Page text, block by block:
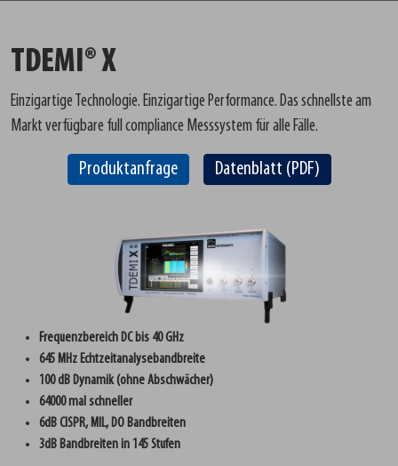
TDEMI® X
Einzigartige Technologie. Einzigartige Performance. Das schnellste am
Markt verfügbare full compliance Messsystem für alle Fälle.
Produktanfrage Datenblatt (PDF)
Frequenzbereich DC bis 40 GHz
645 MHz Echtzeitanalysebandbreite
100 dB Dynamik (ohne Abschwächer)
64000 mal schneller
6dB CISPR, MIL, DO Bandbreiten
3dB Bandbreiten in 145 Stufen